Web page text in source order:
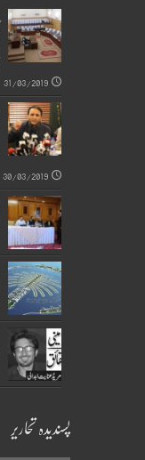
31/03/2019
30/03/2019
پسندیدہ تحاریر